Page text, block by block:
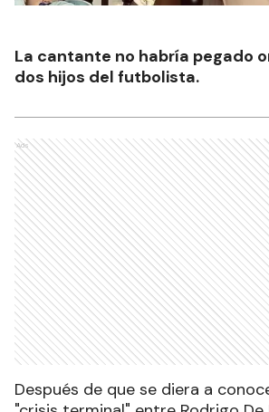
La cantante no habría pegado
dos hijos del futbolista.
Ads
Después de que se diera a